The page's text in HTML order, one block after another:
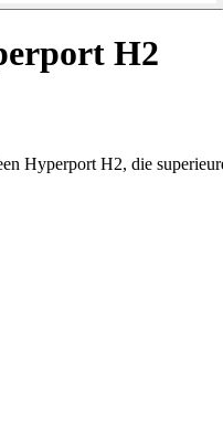
H2
Hyperport H2, die